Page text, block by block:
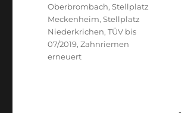
Oberbrombach,Stellplatz
Meckenheim,Stellplatz
Niederkrichen,TÜV bis
07/2019,Zahnriemen
erneuert